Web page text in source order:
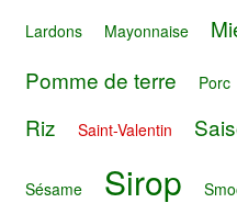
Lardons Mayonnaise
Pomme de terre Porc
Riz Saint-Valentin
Sésame Sirop